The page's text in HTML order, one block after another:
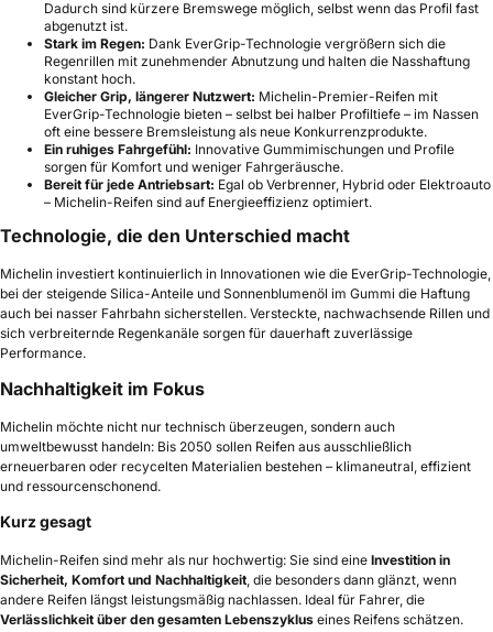
Dadurch sind kürzere Bremswege möglich, selbst wenn das Profil fast
abgenutzt ist.
Stark im Regen: Dank EverGrip-Technologie vergrößern sich die
Regenrillen mit zunehmender Abnutzung und halten die Nasshaftung
konstant hoch.
Gleicher Grip, längerer Nutzwert: Michelin-Premier-Reifen mit
EverGrip-Technologie bieten – selbst bei halber Profiltiefe – im Nassen
oft eine bessere Bremsleistung als neue Konkurrenzprodukte.
Ein ruhiges Fahrgefühl: Innovative Gummimischungen und Profile
sorgen für Komfort und weniger Fahrgeräusche.
Bereit für jede Antriebsart: Egal ob Verbrenner, Hybrid oder Elektroauto
– Michelin-Reifen sind auf Energieeffizienz optimiert.
Technologie, die den Unterschied macht
Michelin investiert kontinuierlich in Innovationen wie die EverGrip-Technologie,
bei der steigende Silica-Anteile und Sonnenblumenöl im Gummi die Haftung
auch bei nasser Fahrbahn sicherstellen. Versteckte, nachwachsende Rillen und
sich verbreiternde Regenkanäle sorgen für dauerhaft zuverlässige
Performance.
Nachhaltigkeit im Fokus
Michelin möchte nicht nur technisch überzeugen, sondern auch
umweltbewusst handeln: Bis 2050 sollen Reifen aus ausschließlich
erneuerbaren oder recycelten Materialien bestehen – klimaneutral, effizient
und ressourcenschonend.
Kurz gesagt
Michelin-Reifen sind mehr als nur hochwertig: Sie sind eine Investition in
Sicherheit, Komfort und Nachhaltigkeit, die besonders dann glänzt, wenn
andere Reifen längst leistungsmäßig nachlassen. Ideal für Fahrer, die
Verlässlichkeit über den gesamten Lebenszyklus eines Reifens schätzen.